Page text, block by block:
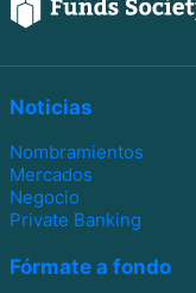
Noticias
Nombramientos
Mercados
Negocio
Private Banking
Fórmate a fondo